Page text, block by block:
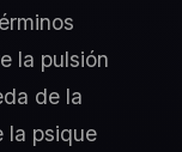
la pulsión
de la
la psique